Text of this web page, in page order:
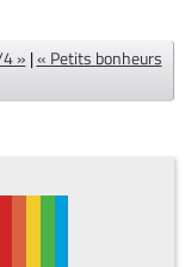
» |« Petits bonheurs